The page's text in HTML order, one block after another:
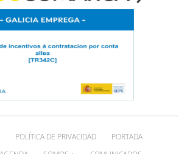
POLÍTICA DE PRIVACIDAD
PORTADA